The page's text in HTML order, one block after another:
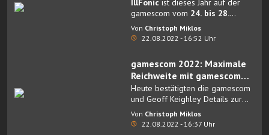
IllFonic ist dieses Jahr auf der
gamescom vom 24. bis 28.
August live in Köln
Von Christoph Miklos
22.08.2022 - 16:52 Uhr
gamescom 2022: Maximale
Reichweite mit gamescom
Shows und Partnern
Heute bestätigten die gamescom
und Geoff Keighley Details zur
gamescom: Opening Night Live,
die am Dienstag, den 23. August,
Von Christoph Miklos
22.08.2022 - 16:37 Uhr